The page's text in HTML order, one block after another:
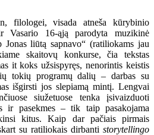
filologei, visada atneša kūrybinio
16-ąją parodyta muzikinė
Jonas liūtą sapnavo“ (ratiliokams jau
skaitovų konkurse, čia tekstas
it koks užsispyręs, nenorintis keistis
tokių programų dalių – darbas su
išgirsti jos slepiamą mintį. Lengvai
siužetuose tenka įsivaizduoti
ir pasekmes – tik taip pasakojama
kitus. Kaip dar pačiais pirmais
su ratiliokais dirbanti storytellingo